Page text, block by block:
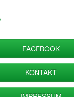
FACEBOOK
KONTAKT